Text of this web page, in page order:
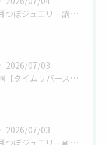
耳つぼジュエリー講座と資格の信頼性を徹底解説
2026/07/03
🆕【タイムリバースボディプラン】👙
2026/07/03
耳つぼジュエリー副業の現実的な活用パターンと自分に合う働き方の見つけ方